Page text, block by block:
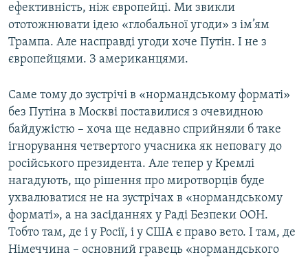
ефективність, ніж європейці. Ми звикли
ототожнювати ідею «глобальної угоди» з ім’ям
Трампа. Але насправді угоди хоче Путін. І не з
європейцями. З американцями.
Саме тому до зустрічі в «нормандському форматі»
без Путіна в Москві поставилися з очевидною
байдужістю – хоча ще недавно сприйняли б таке
ігнорування четвертого учасника як неповагу до
російського президента. Але тепер у Кремлі
нагадують, що рішення про миротворців буде
ухвалюватися не на зустрічах в «нормандському
форматі», а на засіданнях у Раді Безпеки ООН.
Тобто там, де і у Росії, і у США є право вето. І там, де
Німеччина – основний гравець «нормандського